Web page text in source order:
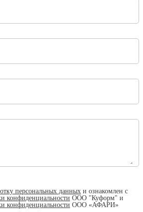
персональных данных и ознакомлен с
конфиденциальности ООО "Куформ" и
конфиденциальности ООО «АФАРИ»